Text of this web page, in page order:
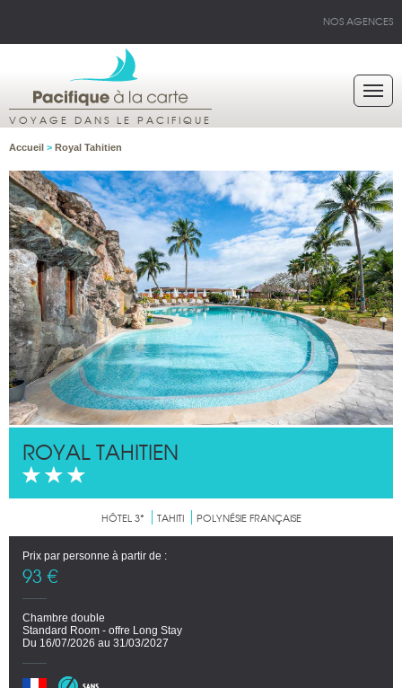
NOS AGENCES
VOYAGE DANS LE PACIFIQUE
Accueil > Royal Tahitien
ROYAL TAHITIEN
HÔTEL 3* TAHITI POLYNÉSIE FRANÇAISE
Prix par personne à partir de :
93 €
Chambre double
Standard Room - offre Long Stay
Du 16/07/2026 au 31/03/2027